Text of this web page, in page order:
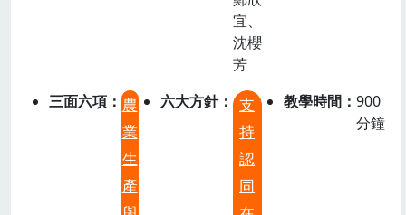
宜、
沈櫻
芳
三面六項
農
業
生
產
六大方針
支
持
認
同
教學時間
900
分鐘